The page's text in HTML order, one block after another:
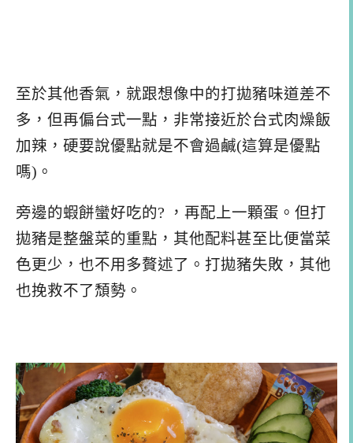
至於其他香氣，就跟想像中的打拋豬味道差不
多，但再偏台式一點，非常接近於台式肉燥飯
加辣，硬要說優點就是不會過鹹(這算是優點
嗎)。
旁邊的蝦餅蠻好吃的? ，再配上一顆蛋。但打
拋豬是整盤菜的重點，其他配料甚至比便當菜
色更少，也不用多贅述了。打拋豬失敗，其他
也挽救不了頹勢。